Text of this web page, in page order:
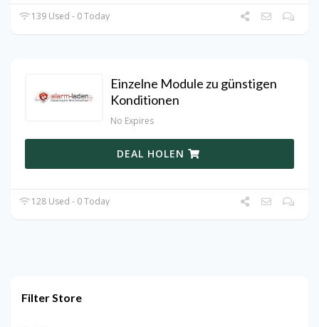
139 Used - 0 Today
Einzelne Module zu günstigen
Konditionen
No Expires
DEAL HOLEN
128 Used - 0 Today
Filter Store